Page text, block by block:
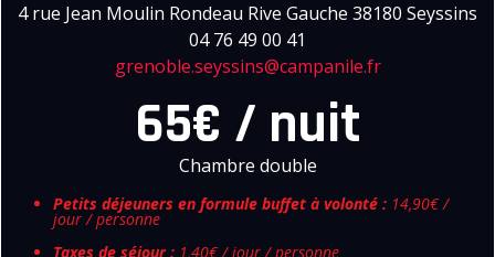
4 rue Jean Moulin Rondeau Rive Gauche 38180 Seyssins
04 76 49 00 41
grenoble.seyssins@campanile.fr
65€ / nuit
Chambre double
Petits déjeuners en formule buffet à volonté : 14,90€ /
jour / personne
Taxes de séjour : 1,40€ / jour / personne